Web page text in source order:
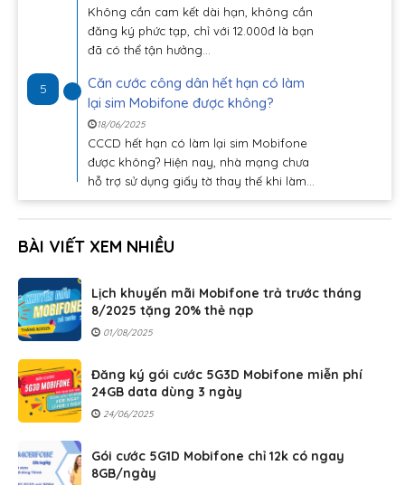
Không cần cam kết dài hạn, không cần
đăng ký phức tạp, chỉ với 12.000đ là bạn
đã có thể tận hưởng...
5
Căn cước công dân hết hạn có làm
lại sim Mobifone được không?
18/06/2025
CCCD hết hạn có làm lại sim Mobifone
được không? Hiện nay, nhà mạng chưa
hỗ trợ sử dụng giấy tờ thay thế khi làm...
BÀI VIẾT XEM NHIỀU
Lịch khuyến mãi Mobifone trả trước tháng
8/2025 tặng 20% thẻ nạp
01/08/2025
Đăng ký gói cước 5G3D Mobifone miễn phí
24GB data dùng 3 ngày
24/06/2025
Gói cước 5G1D Mobifone chỉ 12k có ngay
8GB/ngày